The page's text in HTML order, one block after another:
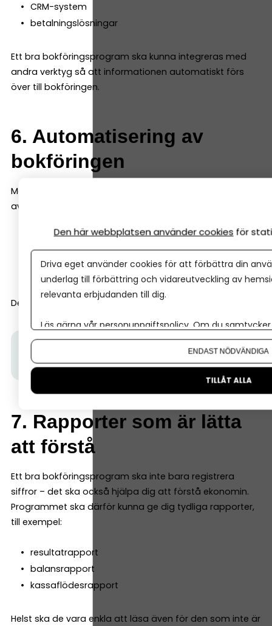
CRM-system
betalningslösningar
Ett bra bokföringsprogram ska kunna integreras med
andra verktyg så att informationen automatiskt förs
över till bokföringen.
6. Automatisering av
bokföringen
Moderna bokföringsprogram kan automatisera mycket
av bokföringen. Till exempel kan systemet:
föreslå bokföringskonto
matcha banktransaktioner
bokföra återkommande kostnader automatiskt
Det gör arbetet betydligt snabbare.
Tips från Spiris: Följ Spiris nyhetsbrev här.Få tips,
inspiration och aktualiteter för företagare.
7. Rapporter som är lätta
att förstå
Ett bra bokföringsprogram ska inte bara registrera
siffror – det ska också hjälpa dig att förstå ekonomin.
Programmet ska därför kunna ge dig tydliga rapporter,
till exempel:
resultatrapport
balansrapport
kassaflödesrapport
Helst ska de vara enkla att läsa även för den som inte är
Den här webbplatsen använder cookies för
Driva eget använder cookies för att förbättra din
underlag till förbättring och vidareutveckling av
relevanta erbjudanden till dig.
Läs gärna vår personuppgiftspolicy. Om du
Om du vill ändra ditt val i efterhand hittar du den
ENDAST NÖDVÄNDIGA
TILLÅT ALLA